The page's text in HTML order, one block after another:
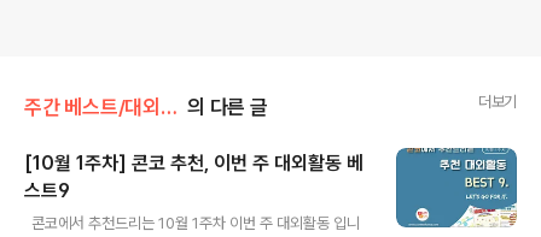
주간 베스트/대외활동 의 다른 글 더보기
[10월 1주차] 콘코 추천, 이번 주 대외활동 베
스트9
​​ 콘코에서 추천드리는 10월 1주차 이번 주 대외활동 입니